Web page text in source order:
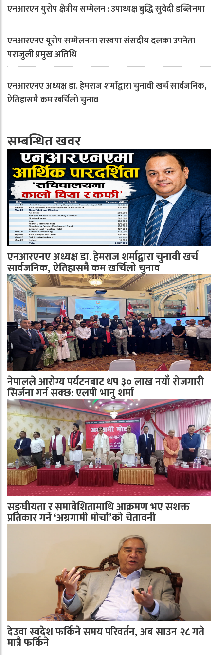
एनआरएन युरोप क्षेत्रीय सम्मेलन : उपाध्यक्ष बुद्धि सुवेदी डब्लिनमा
एनआरएनए यूरोप सम्मेलनमा रास्वपा संसदीय दलका उपनेता
पराजुली प्रमुख अतिथि
एनआरएनए अध्यक्ष डा. हेमराज शर्माद्वारा चुनावी खर्च सार्वजनिक,
ऐतिहासमै कम खर्चिलो चुनाव
सम्बन्धित खवर
एनआरएनए अध्यक्ष डा. हेमराज शर्माद्वारा चुनावी खर्च
सार्वजनिक, ऐतिहासमै कम खर्चिलो चुनाव
नेपालले आरोग्य पर्यटनबाट थप ३० लाख नयाँ रोजगारी
सिर्जना गर्न सक्छ: एलपी भानु शर्मा
सङ्घीयता र समावेशितामाथि आक्रमण भए सशक्त
प्रतिकार गर्ने ‘अग्रगामी मोर्चा’को चेतावनी
देउवा स्वदेश फर्किने समय परिवर्तन, अब साउन २८ गते
मात्रै फर्किने